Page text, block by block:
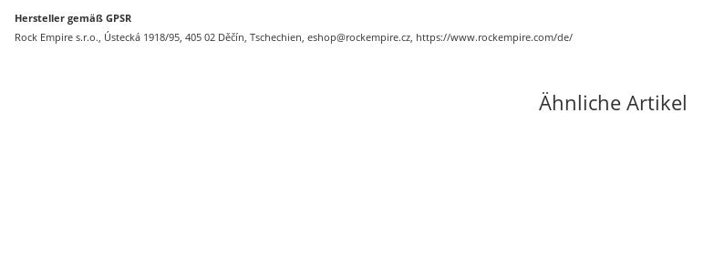
Hersteller gemäß GPSR
Rock Empire s.r.o., Ústecká 1918/95, 405 02 Děčín, Tschechien, eshop@rockempire.cz, https://www.rockempire.com/de/
Ähnliche Artikel